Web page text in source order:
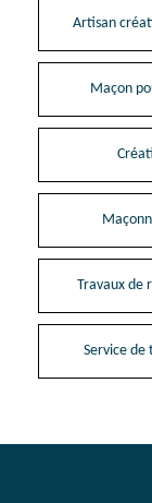
Artisan
Maçon
Travaux de
Service de